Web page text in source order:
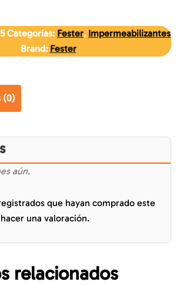
Categorías: Fester, Impermeabilizantes
Brand: Fester
(0)
aún.
que hayan comprado este
una valoración.
relacionados